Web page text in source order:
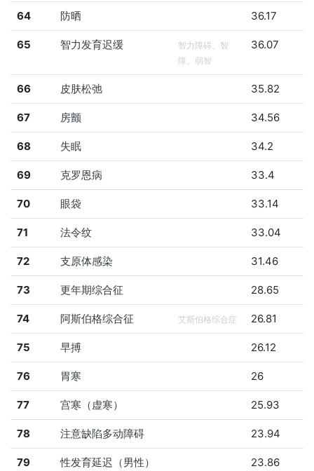
64 防晒 36.17
65 智力发育迟缓
智力障碍、智
障、弱智
36.07
66 皮肤松弛 35.82
67 房颤 34.56
68 失眠 34.2
69 克罗恩病 33.4
70 眼袋 33.14
71 法令纹 33.04
72 支原体感染 31.46
73 更年期综合征 28.65
74 阿斯伯格综合征 艾斯伯格综合症 26.81
75 早搏 26.12
76 胃寒 26
77 宫寒（虚寒） 25.93
78 注意缺陷多动障碍 23.94
79 性发育延迟（男性） 23.86